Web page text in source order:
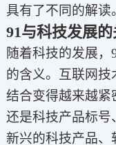
具有了不同的解读
91与科技发展
随着科技的发展
的含义。互联网
结合变得越来越紧
还是科技产品标号
新兴的科技产品、